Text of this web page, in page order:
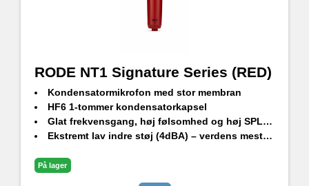
RODE NT1 Signature Series (RED)
Kondensatormikrofon med stor membran
HF6 1-tommer kondensatorkapsel
Glat frekvensgang, høj følsomhed og høj SPL-håndtering
Ekstremt lav indre støj (4dBA) – verdens mest støjsvage studiekondensatormikrofon
Stødbeslag i studiekvalitet, popfilter og premium XLR-kabel medfølger
På lager